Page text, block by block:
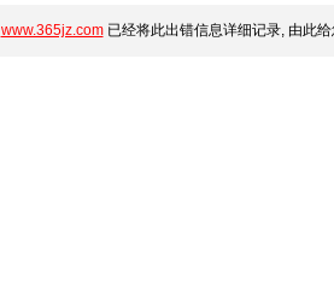
www.365jz.com已经将此出错信息详细记录, 由此